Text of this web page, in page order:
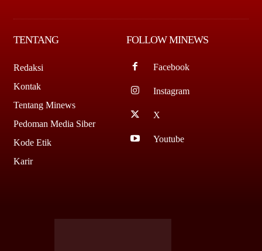
TENTANG
Redaksi
Kontak
Tentang Minews
Pedoman Media Siber
Kode Etik
Karir
FOLLOW MINEWS
Facebook
Instagram
X
Youtube